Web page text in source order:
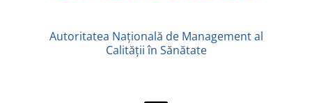
Autoritatea Națională de Management al
Calității în Sănătate